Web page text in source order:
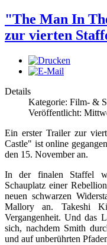
"The Man In
zur vierten
Details
Kategorie: Film- &
Veröffentlicht:
Ein erster Trailer zur
Castle" ist online
den 15. November an.
In der finalen Staffel
Schauplatz einer
neuen schwarzen
Mallory an. Takeshi
Vergangenheit. Und das
sich, nachdem Smith
und auf unberührten